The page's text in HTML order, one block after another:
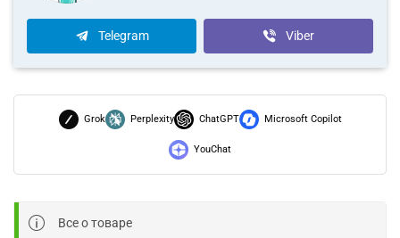
Telegram Viber
Grok Perplexity ChatGPT Microsoft Copilot
YouChat
Все о товаре